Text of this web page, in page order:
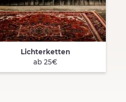
QUICK VIEW
Lichterketten
ab 25€